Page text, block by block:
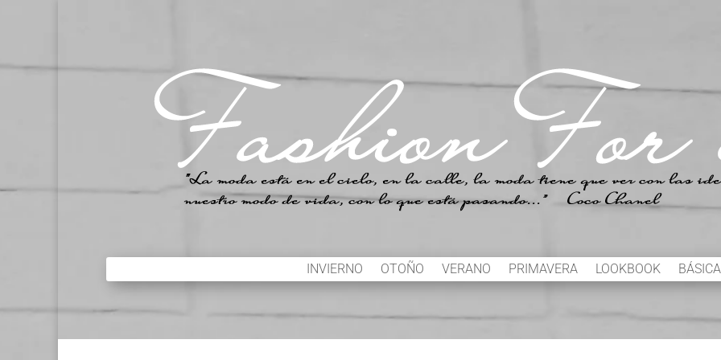
INVIERNO OTOÑO VERANO PRIMAVERA LOOKBOOK